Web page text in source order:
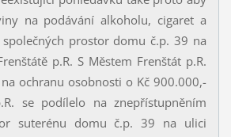
na podávání alkoholu, cigaret a
prostor domu č.p. 39 na
p.R. S Městem Frenštát p.R.
ochranu osobnosti o Kč 900.000,-
se podílelo na znepřístupněním
suterénu domu č.p. 39 na ulici